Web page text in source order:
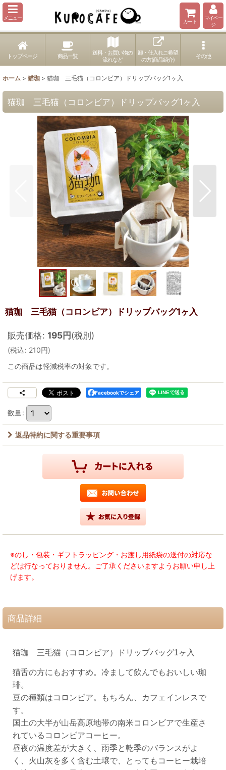
メニュー
カート
マイペー
ジ
トップページ 商品一覧
送料・お買い物の
流れなど
卸・仕入れご希望
の方(商品紹介)
その他
ホーム > 猫珈 > 猫珈 三毛猫（コロンビア）ドリップバッグ1ヶ入
猫珈 三毛猫（コロンビア）ドリップバッグ1ヶ入
猫珈 三毛猫（コロンビア）ドリップバッグ1ヶ入
販売価格: 195円(税別)
(税込: 210円)
この商品は軽減税率の対象です。
Facebookでシェア
数量:
返品特約に関する重要事項
※のし・包装・ギフトラッピング・お渡し用紙袋の送付の対応な
どは行なっておりません。ご了承くださいますようお願い申し上
げます。
商品詳細
猫珈 三毛猫（コロンビア）ドリップバッグ1ヶ入
猫舌の方にもおすすめ。冷まして飲んでもおいしい珈
琲。
豆の種類はコロンビア。もちろん、カフェインレスで
す。
国土の大半が山岳高原地帯の南米コロンビアで生産さ
れているコロンビアコーヒー。
昼夜の温度差が大きく、雨季と乾季のバランスがよ
く、火山灰を多く含む土壌で、とってもコーヒー栽培